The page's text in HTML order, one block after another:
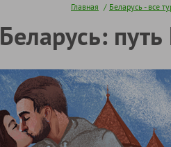
Главная / Беларусь - все
Беларусь: